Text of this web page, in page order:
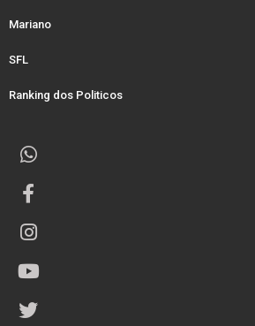
Mariano
SFL
Ranking dos Politicos